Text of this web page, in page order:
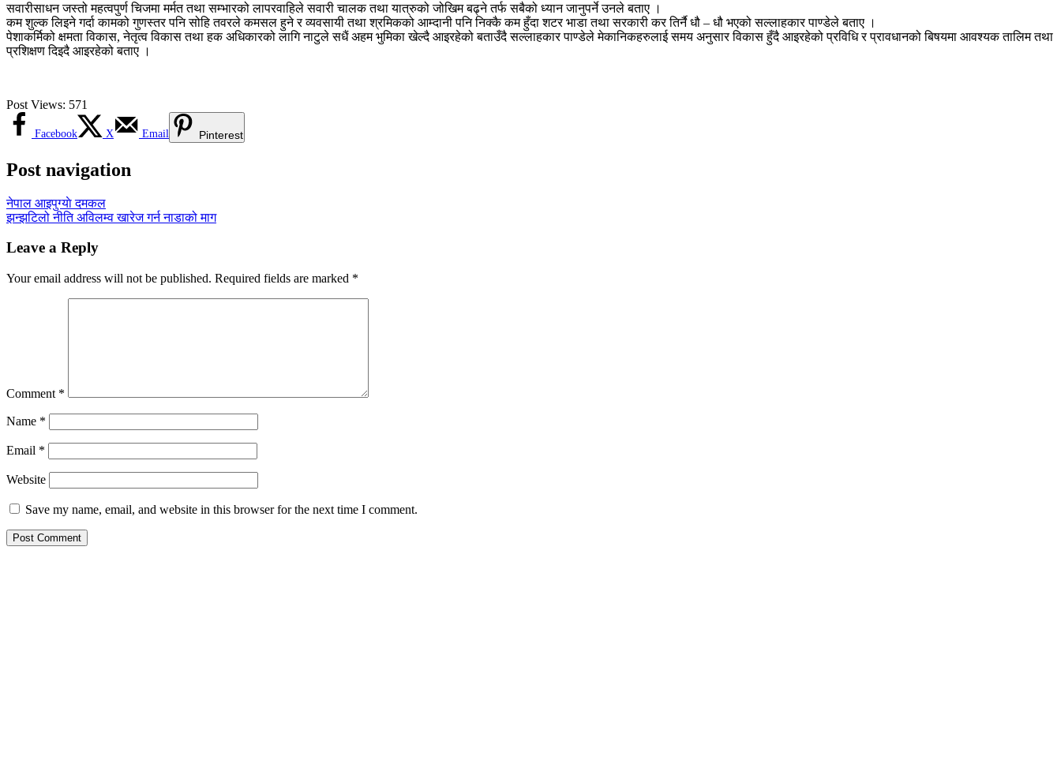
सवारीसाधन जस्तो महत्वपुर्ण चिजमा मर्मत तथा सम्भारको लापरवाहिले सवारी चालक तथा यात्रुको जोखिम बढ्ने तर्फ सबैको ध्यान जानुपर्ने उनले बताए ।
कम शुल्क लिइने गर्दा कामको गुणस्तर पनि सोहि तवरले कमसल हुने र व्यवसायी तथा श्रमिकको आम्दानी पनि निक्कै कम हुँदा शटर भाडा तथा सरकारी कर तिर्नै धौ – धौ भएको सल्लाहकार पाण्डेले बताए ।
पेशाकर्मिको क्षमता विकास, नेतृत्व विकास तथा हक अधिकारको लागि नाटुले सधैं अहम भुमिका खेल्दै आइरहेको बताउँदै सल्लाहकार पाण्डेले मेकानिकहरुलाई समय अनुसार विकास हुँदै आइरहेको प्रविधि र प्रावधानको बिषयमा आवश्यक तालिम तथा
प्रशिक्षण दिइदै आइरहेको बताए ।
Post Views: 571
Facebook X Email Pinterest
Post navigation
नेपाल आइपुग्याे दमकल
झन्झटिलो नीति अविलम्व खारेज गर्न नाडाको माग
Leave a Reply
Your email address will not be published. Required fields are marked *
Comment *
Name *
Email *
Website
Save my name, email, and website in this browser for the next time I comment.